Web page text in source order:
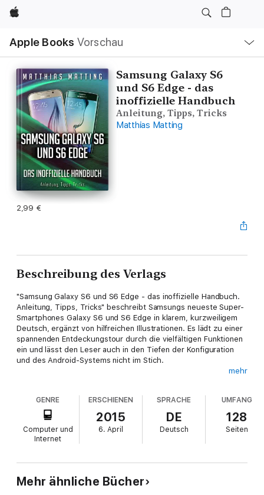
Apple
Apple Books Vorschau
Navigation
Menü
öffnen
Samsung Galaxy S6
und S6 Edge - das
inoffizielle Handbuch
Anleitung, Tipps, Tricks
Matthias Matting
2,99 €
Beschreibung des Verlags
"Samsung Galaxy S6 und S6 Edge - das inoffizielle Handbuch.
Anleitung, Tipps, Tricks" beschreibt Samsungs neueste Super-
Smartphones Galaxy S6 und S6 Edge in klarem, kurzweiligem
Deutsch, ergänzt von hilfreichen Illustrationen. Es lädt zu einer
spannenden Entdeckungstour durch die vielfältigen Funktionen
ein und lässt den Leser auch in den Tiefen der Konfiguration
und des Android-Systems nicht im Stich.
Erfahrungsschatz des Autors mit Android allgemein und der
Galaxy-Serie im Besonderen. Alle Tipps & Tricks wurden vor
Aufnahme in das inoffizielle Handbuch ausführlich überprüft.
Smartphone optimal einsetzen. Sie erfahren, wie Sie das Gerät
perfekt konfigurieren. Wie stellen Sie die Oberfläche für sich
mehr
GENRE
Computer und
Internet
ERSCHIENEN
2015
6. April
SPRACHE
DE
Deutsch
UMFANG
128
Seiten
Mehr ähnliche Bücher